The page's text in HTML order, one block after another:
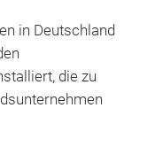
in Deutschland
die zu